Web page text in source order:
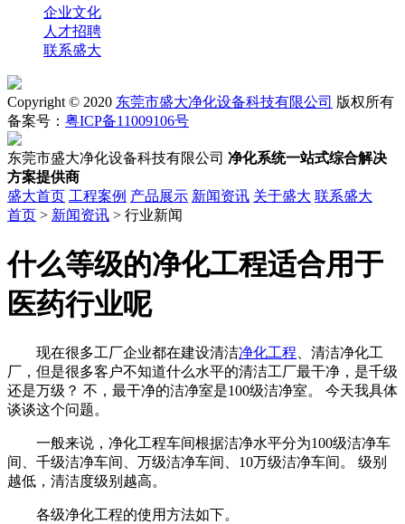
企业文化
人才招聘
联系盛大
Copyright © 2020 东莞市盛大净化设备科技有限公司 版权所有
备案号： 粤ICP备11009106号
东莞市盛大净化设备科技有限公司 净化系统一站式综合解决
方案提供商
盛大首页 工程案例 产品展示 新闻资讯 关于盛大 联系盛大
首页 > 新闻资讯 > 行业新闻
什么等级的净化工程适合用于
医药行业呢
现在很多工厂企业都在建设清洁净化工程 、清洁净化工
厂，但是很多客户不知道什么水平的清洁工厂最干净，是千级
还是万级？ 不，最干净的洁净室是100级洁净室。 今天我具体
谈谈这个问题。
一般来说，净化工程车间根据洁净水平分为100级洁净车
间、千级洁净车间、万级洁净车间、10万级洁净车间。 级别
越低，清洁度级别越高。
各级净化工程的使用方法如下。